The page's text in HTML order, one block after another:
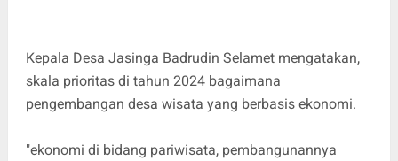
Kepala Desa Jasinga Badrudin Selamet mengatakan,
skala prioritas di tahun 2024 bagaimana
pengembangan desa wisata yang berbasis ekonomi.
"ekonomi di bidang pariwisata, pembangunannya